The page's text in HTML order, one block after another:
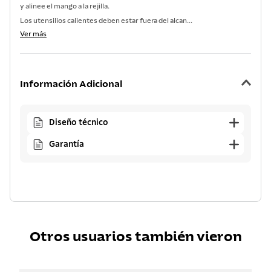
y alinee el mango a la rejilla.
Los utensilios calientes deben estar fuera del alcan...
Ver más
Información Adicional
Diseño técnico
Garantía
Otros usuarios también vieron